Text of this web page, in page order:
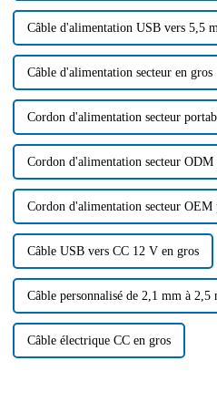
Câble d'alimentation USB vers 5,5
Câble d'alimentation secteur en gros
Cordon d'alimentation secteur
Cordon d'alimentation secteur
Cordon d'alimentation secteur
Câble USB vers CC 12 V en gros
Câble personnalisé de 2,1 mm à 2,5
Câble électrique CC en gros